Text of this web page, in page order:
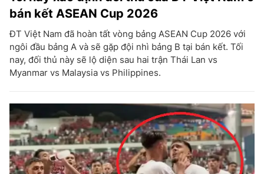
bán kết ASEAN Cup 2026
ĐT Việt Nam đã hoàn tất vòng bảng ASEAN Cup 2026 với
ngôi đầu bảng A và sẽ gặp đội nhì bảng B tại bán kết. Tối
nay, đối thủ này sẽ lộ diện sau hai trận Thái Lan vs
Myanmar vs Malaysia vs Philippines.